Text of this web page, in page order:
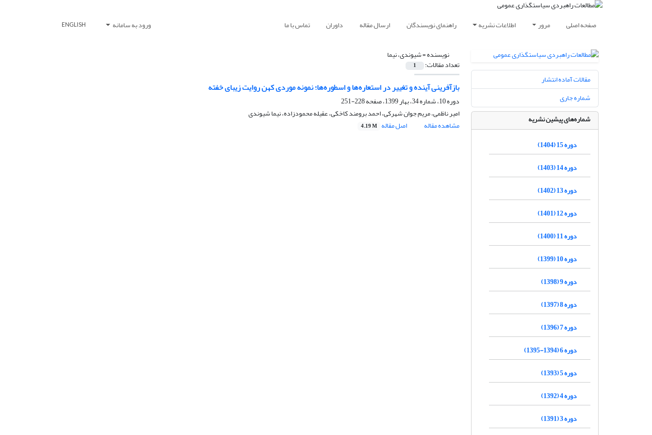
صفحه اصلی مرور اطلاعات نشریه راهنمای نویسندگان ارسال مقاله داوران تماس با ما ورود به سامانه ENGLISH
نویسنده =شیوندی، نیما
تعداد مقالات: 1
بازآفرینی آینده و تغییر در استعاره‌ها و اسطوره‌ها؛ نمونه موردی کهن روایت زیبای خفته
دوره 10، شماره 34، بهار 1399، صفحه
228-251
امیر ناظمی، مریم جوان شهرکی، احمد برومند کاخکی، عقیله محمودزاده، نیما شیوندی
مشاهده مقاله
اصل مقاله 4.19 M
مقالات آماده انتشار
شماره جاری
شماره‌های پیشین نشریه
دوره 15 (1404)
دوره 14 (1403)
دوره 13 (1402)
دوره 12 (1401)
دوره 11 (1400)
دوره 10 (1399)
دوره 9 (1398)
دوره 8 (1397)
دوره 7 (1396)
دوره 6 (1394-1395)
دوره 5 (1393)
دوره 4 (1392)
دوره 3 (1391)